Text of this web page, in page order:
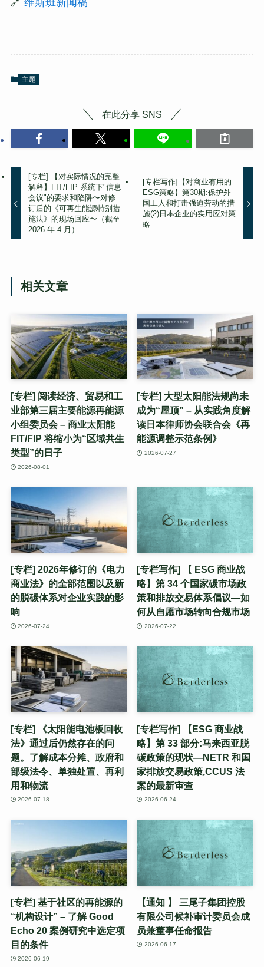
🔗 维斯班新闻稿
主题
在此分享 SNS
[专栏] 【对实际情况的完整
解释】FIT/FIP 系统下"信息
会议"的要求和陷阱〜对修
订后的《可再生能源特别措
施法》的现场回应〜（截至
2026 年 4 月）
[专栏写作]【对商业有用的
ESG策略】第30期:保护外
国工人和打击强迫劳动的措
施(2)日本企业的实用应对策
略
相关文章
[专栏] 阅读经济、贸易和工
业部第三届主要能源再能源
小组委员会 – 商业太阳能
FIT/FIP 将缩小为“区域共生
类型”的日子
2026-08-01
[专栏] 大型太阳能法规尚未
成为“屋顶” – 从实践角度解
读日本律师协会联合会《再
能源调整示范条例》
2026-07-27
[专栏] 2026年修订的《电力
商业法》的全部范围以及新
的脱碳体系对企业实践的影
响
2026-07-24
[专栏写作] 【 ESG 商业战
略】第 34 个国家碳市场政
策和排放交易体系倡议—如
何从自愿市场转向合规市场
2026-07-22
[专栏] 《太阳能电池板回收
法》通过后仍然存在的问
题。了解成本分摊、政府和
部级法令、单独处置、再利
用和物流
2026-07-18
[专栏写作] 【ESG 商业战
略】第 33 部分:马来西亚脱
碳政策的现状—NETR 和国
家排放交易政策,CCUS 法
案的最新审查
2026-06-24
[专栏] 基于社区的再能源的
“机构设计” – 了解 Good
Echo 20 案例研究中选定项
目的条件
2026-06-19
【通知 】 三尾子集团控股
有限公司候补审计委员会成
员兼董事任命报告
2026-06-17